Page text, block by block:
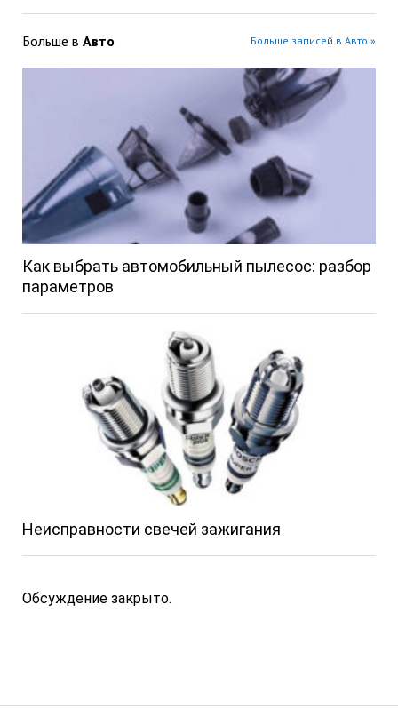
Больше в Авто Больше записей в Авто »
Как выбрать автомобильный пылесос: разбор
параметров
Неисправности свечей зажигания
Обсуждение закрыто.